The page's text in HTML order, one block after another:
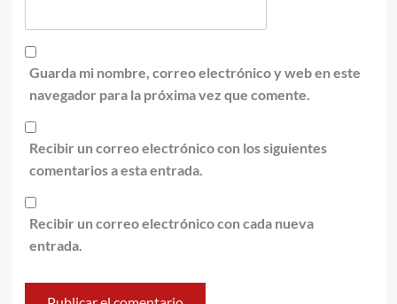
Guarda mi nombre, correo electrónico y web en este
navegador para la próxima vez que comente.
Recibir un correo electrónico con los siguientes
comentarios a esta entrada.
Recibir un correo electrónico con cada nueva
entrada.